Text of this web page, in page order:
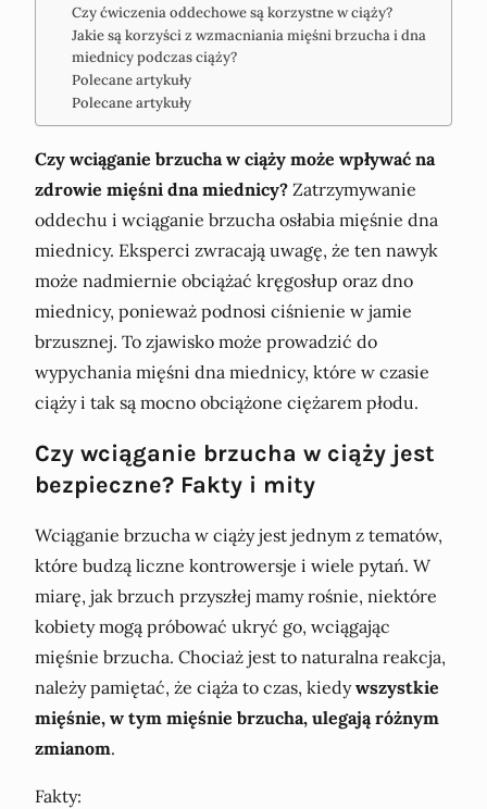
Czy ćwiczenia oddechowe są korzystne w ciąży?
Jakie są korzyści z wzmacniania mięśni brzucha i dna
miednicy podczas ciąży?
Polecane artykuły
Polecane artykuły
Czy wciąganie brzucha w ciąży może wpływać na
zdrowie mięśni dna miednicy? Zatrzymywanie
oddechu i wciąganie brzucha osłabia mięśnie dna
miednicy. Eksperci zwracają uwagę, że ten nawyk
może nadmiernie obciążać kręgosłup oraz dno
miednicy, ponieważ podnosi ciśnienie w jamie
brzusznej. To zjawisko może prowadzić do
wypychania mięśni dna miednicy, które w czasie
ciąży i tak są mocno obciążone ciężarem płodu.
Czy wciąganie brzucha w ciąży jest
bezpieczne? Fakty i mity
Wciąganie brzucha w ciąży jest jednym z tematów,
które budzą liczne kontrowersje i wiele pytań. W
miarę, jak brzuch przyszłej mamy rośnie, niektóre
kobiety mogą próbować ukryć go, wciągając
mięśnie brzucha. Chociaż jest to naturalna reakcja,
należy pamiętać, że ciąża to czas, kiedywszystkie
mięśnie, w tym mięśnie brzucha, ulegają różnym
zmianom.
Fakty: